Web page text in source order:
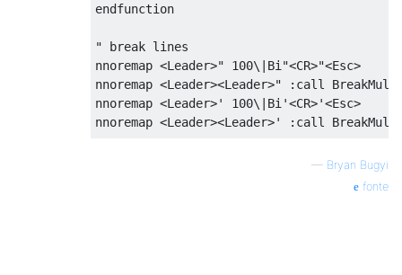
endfunction
" break lines
nnoremap <Leader>" 100\|Bi"<CR>"<Esc>
nnoremap <Leader><Leader>" :call
nnoremap <Leader>' 100\|Bi'<CR>'<Esc>
nnoremap <Leader><Leader>' :call
— Bryan Bugyi
fonte